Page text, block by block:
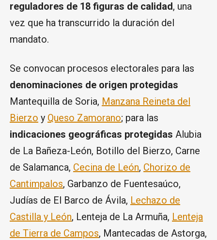
reguladores de 18 figuras de calidad, una
vez que ha transcurrido la duración del
mandato.
Se convocan procesos electorales para las
denominaciones de origen protegidas
Mantequilla de Soria, Manzana Reineta del
Bierzo y Queso Zamorano; para las
indicaciones geográficas protegidas Alubia
de La Bañeza-León, Botillo del Bierzo, Carne
de Salamanca, Cecina de León, Chorizo de
Cantimpalos, Garbanzo de Fuentesaúco,
Judías de El Barco de Ávila, Lechazo de
Castilla y León, Lenteja de La Armuña, Lenteja
de Tierra de Campos, Mantecadas de Astorga,